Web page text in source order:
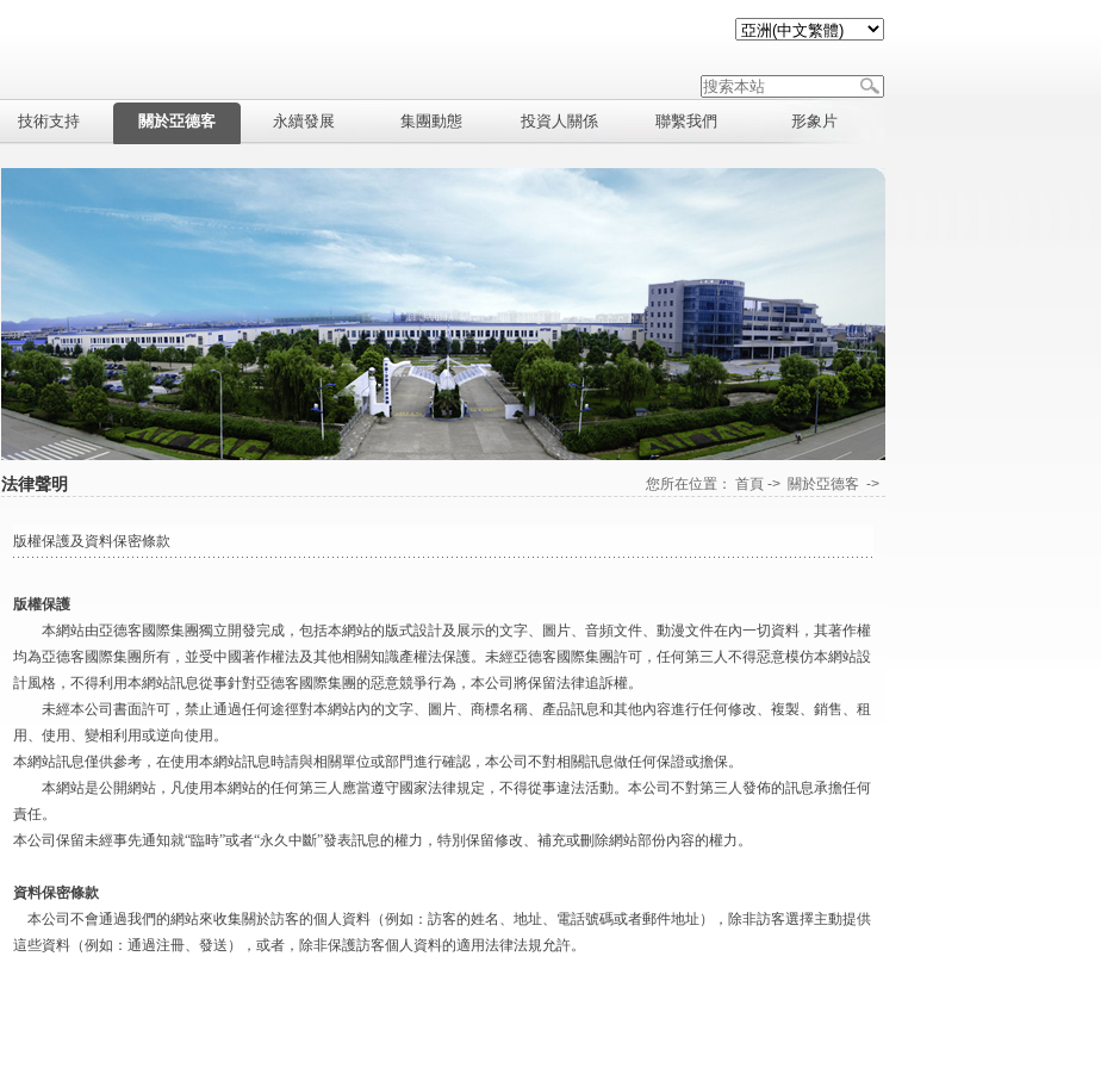
技術支持 關於亞德客 永續發展 集團動態 投資人關係 聯繫我們 形象片
法律聲明 您所在位置： 首頁-> 關於亞德客 ->
版權保護及資料保密條款
版權保護
本網站由亞德客國際集團獨立開發完成，包括本網站的版式設計及展示的文字、圖片、音頻文件、動漫文件在內一切資料，其著作權
均為亞德客國際集團所有，並受中國著作權法及其他相關知識產權法保護。未經亞德客國際集團許可，任何第三人不得惡意模仿本網站設
計風格，不得利用本網站訊息從事針對亞德客國際集團的惡意競爭行為，本公司將保留法律追訴權。
未經本公司書面許可，禁止通過任何途徑對本網站內的文字、圖片、商標名稱、產品訊息和其他內容進行任何修改、複製、銷售、租
用、使用、變相利用或逆向使用。
本網站訊息僅供參考，在使用本網站訊息時請與相關單位或部門進行確認，本公司不對相關訊息做任何保證或擔保。
本網站是公開網站，凡使用本網站的任何第三人應當遵守國家法律規定，不得從事違法活動。本公司不對第三人發佈的訊息承擔任何
責任。
本公司保留未經事先通知就“臨時”或者“永久中斷”發表訊息的權力，特別保留修改、補充或刪除網站部份內容的權力。
資料保密條款
本公司不會通過我們的網站來收集關於訪客的個人資料（例如：訪客的姓名、地址、電話號碼或者郵件地址），除非訪客選擇主動提供
這些資料（例如：通過注冊、發送），或者，除非保護訪客個人資料的適用法律法規允許。